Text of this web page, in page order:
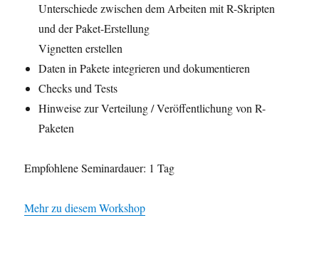
Unterschiede zwischen dem Arbeiten mit R-Skripten
und der Paket-Erstellung
Vignetten erstellen
Daten in Pakete integrieren und dokumentieren
Checks und Tests
Hinweise zur Verteilung / Veröffentlichung von R-
Paketen
Empfohlene Seminardauer: 1 Tag
Mehr zu diesem Workshop